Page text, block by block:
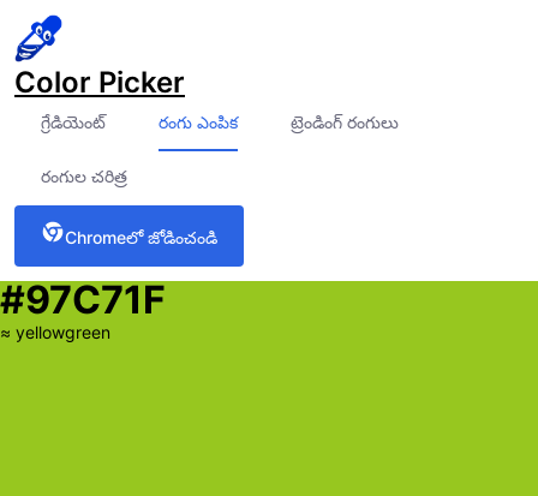
Color Picker
గ్రేడియెంట్ రంగు ఎంపిక ట్రెండింగ్ రంగులు
రంగుల చరిత్ర
Chrome‌లో జోడించండి
#97C71F
≈ yellowgreen